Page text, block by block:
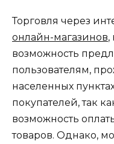
Торговля через
онлайн-магазинов,
возможность
пользователям,
населенных
покупателей, так
возможность
товаров. Однако,